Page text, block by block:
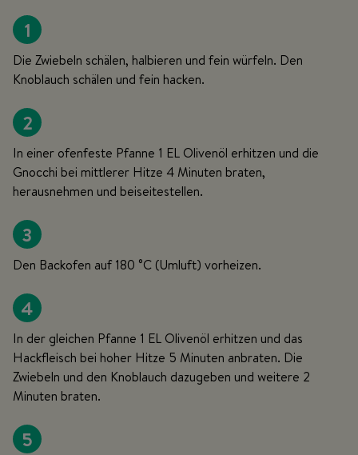
1
Die Zwiebeln schälen, halbieren und fein würfeln. Den
Knoblauch schälen und fein hacken.
2
In einer ofenfeste Pfanne 1 EL Olivenöl erhitzen und die
Gnocchi bei mittlerer Hitze 4 Minuten braten,
herausnehmen und beiseitestellen.
3
Den Backofen auf 180 °C (Umluft) vorheizen.
4
In der gleichen Pfanne 1 EL Olivenöl erhitzen und das
Hackfleisch bei hoher Hitze 5 Minuten anbraten. Die
Zwiebeln und den Knoblauch dazugeben und weitere 2
Minuten braten.
5